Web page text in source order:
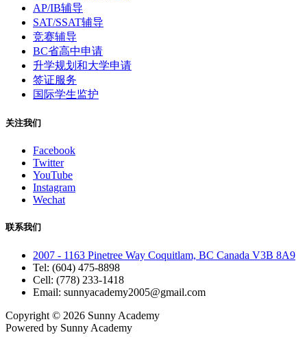
AP/IB辅导
SAT/SSAT辅导
竞赛辅导
BC省高中申请
升学规划和大学申请
签证服务
国际学生监护
关注我们
Facebook
Twitter
YouTube
Instagram
Wechat
联系我们
2007 - 1163 Pinetree Way Coquitlam, BC Canada V3B 8A9
Tel: (604) 475-8898
Cell: (778) 233-1418
Email: sunnyacademy2005@gmail.com
Copyright © 2026 Sunny Academy
Powered by Sunny Academy